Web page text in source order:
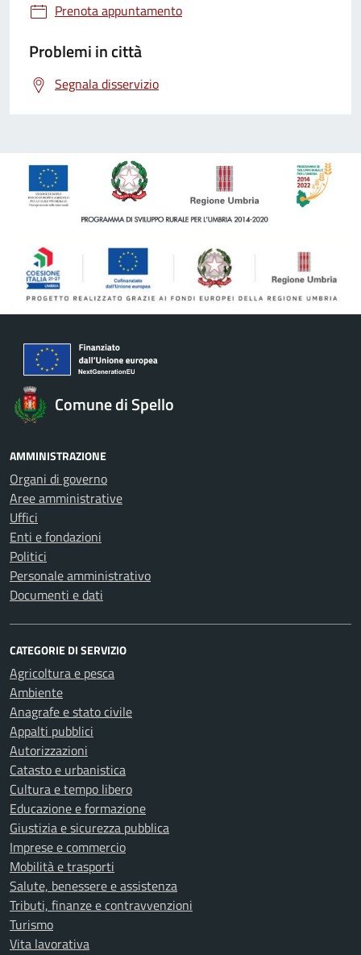
Prenota appuntamento
Problemi in città
Segnala disservizio
Comune di Spello
AMMINISTRAZIONE
Organi di governo
Aree amministrative
Uffici
Enti e fondazioni
Politici
Personale amministrativo
Documenti e dati
CATEGORIE DI SERVIZIO
Agricoltura e pesca
Ambiente
Anagrafe e stato civile
Appalti pubblici
Autorizzazioni
Catasto e urbanistica
Cultura e tempo libero
Educazione e formazione
Giustizia e sicurezza pubblica
Imprese e commercio
Mobilità e trasporti
Salute, benessere e assistenza
Tributi, finanze e contravvenzioni
Turismo
Vita lavorativa